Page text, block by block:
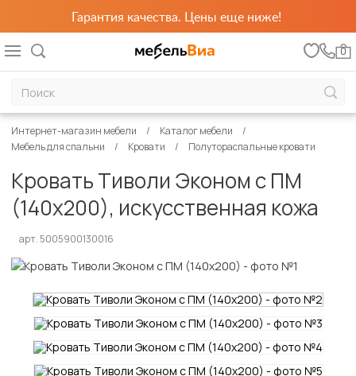
Гарантия качества. Цены еще ниже!
0
Интернет-магазин мебели
Каталог мебели
Мебель для спальни
Кровати Полутораспальные кровати
Кровать Тиволи Эконом с ПМ
(140х200), искусственная кожа
арт. 5005900130016